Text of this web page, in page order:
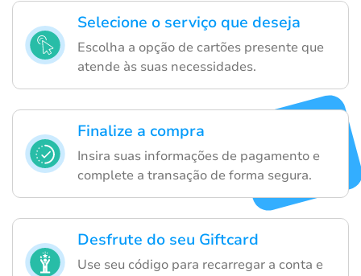
Selecione o serviço que deseja
Escolha a opção de cartões presente que
atende às suas necessidades.
Finalize a compra
Insira suas informações de pagamento e
complete a transação de forma segura.
Desfrute do seu Giftcard
Use seu código para recarregar a conta e